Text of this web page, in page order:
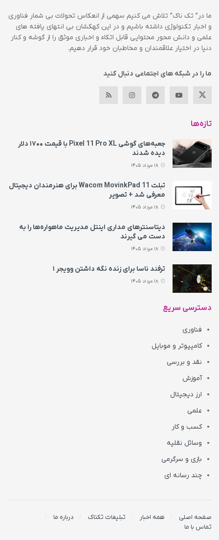
ما در” تک ناک” تلاش می کنیم سهمی از انعکاس تحولات بی شمار فناوری
و اخبار تکنولوژی داشته باشیم و در این کهکشان بی انتهای یافته های
علمی و دانش محور محتوایی قابل اتکاء و اخباری موثق را از گوشه و کنار
دنیا در اختیار علاقمندان و مخاطبان خود قرار دهیم.
ما را در شبکه های اجتماعی دنبال کنید
تازه‌ها
جعبه‌های گوشی Pixel 11 Pro XL با قیمت ۱۷۰۰ دلار
دیده شدند
تبلت Wacom MovinkPad 11 برای هنرمندان دیجیتال
معرفی شد + تصویر
دیتاسنترهای مداری اینتل مدیریت ماهواره‌ها را به
دست می‌ گیرند
ترفند ناسا برای زنده نگه داشتن وویجر ۱
دسترسی سریع
فناوری
کامپیوتر و موبایل
نقد و بررسی
آموزش
ارز دیجیتال
علمی
کسب و کار
وسائل نقلیه
بازی و سرگرمی
چند رسانه ای
صفحه اصلی همه اخبار تبلیغات تکناک
درباره ما
تماس با ما